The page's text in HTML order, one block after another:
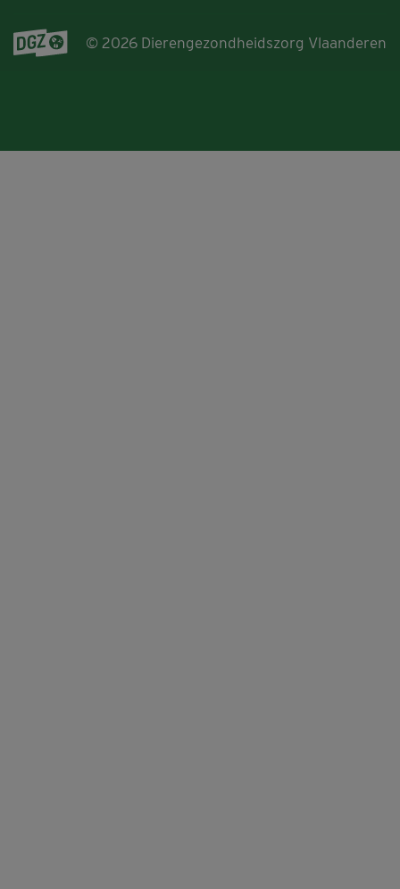
© 2026 Dierengezondheidszorg Vlaanderen